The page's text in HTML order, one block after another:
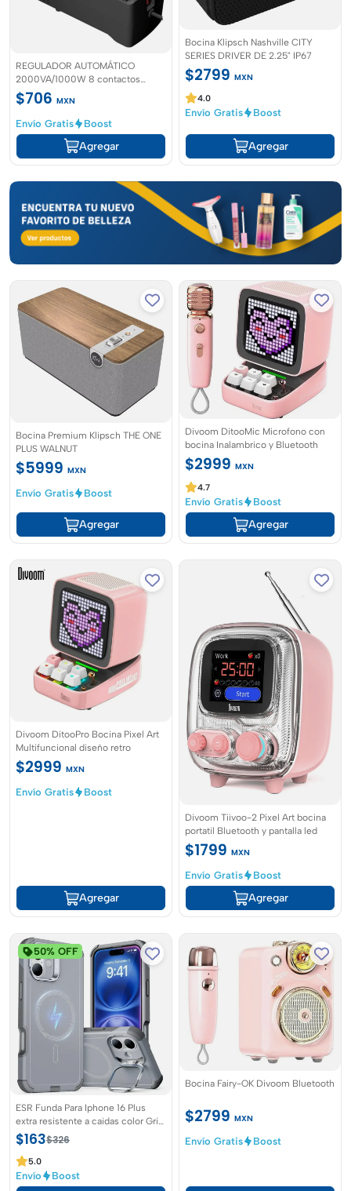
REGULADOR AUTOMÁTICO
2000VA/1000W 8 contactos
Ablerex
$706 MXN
Envío Gratis
Boost
Agregar
Bocina Klipsch Nashville CITY
SERIES DRIVER DE 2.25" IP67
$2799 MXN
4.0
Envío Gratis Boost
Agregar
Bocina Premium Klipsch THE ONE
PLUS WALNUT
$5999 MXN
Envío Gratis
Boost
Agregar
Divoom DitooMic Microfono con
bocina Inalambrico y Bluetooth
$2999 MXN
4.7
Envío Gratis Boost
Agregar
Divoom DitooPro Bocina Pixel Art
Multifuncional diseño retro
$2999 MXN
Envío Gratis
Boost
Agregar
Divoom Tiivoo-2 Pixel Art bocina
portatil Bluetooth y pantalla led
$1799 MXN
Envío Gratis
Boost
Agregar
50% OFF
ESR Funda Para Iphone 16 Plus
extra resistente a caidas color Gris
Claro
$163$326
5.0
Envío Boost
Bocina Fairy-OK Divoom Bluetooth
$2799 MXN
Envío Gratis
Boost